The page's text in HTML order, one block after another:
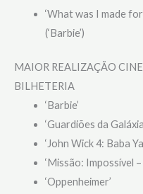
‘What was I made
(‘Barbie’)
MAIOR REALIZAÇÃO
BILHETERIA
‘Barbie’
‘Guardiões da
‘John Wick 4: Baba
‘Missão: Impossível
‘Oppenheimer’